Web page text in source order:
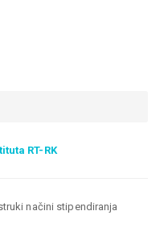
RT-RK
načini stipendiranja